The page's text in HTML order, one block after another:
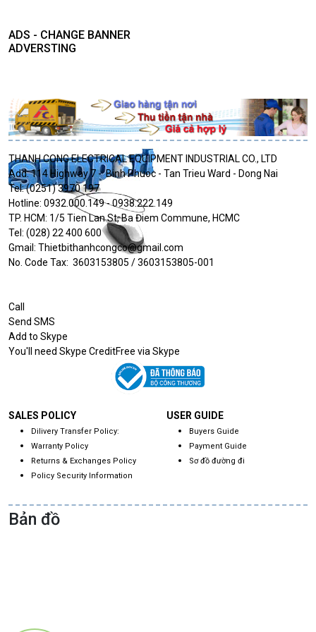
ADS - CHANGE BANNER
ADVERSTING
THANH CONG ELECTRICAL EQUIPMENT INDUSTRIAL CO., LTD
Add: 114 Highway 7 - Binh Phuoc - Tan Trieu Ward - Dong Nai
Tel: (0251) 3970 197
Hotline: 0932.000.149 - 0938.222.149
TP. HCM: 1/5 Tien Lan St, Ba Điem Commune, HCMC
Tel: (028) 22 400 600
Gmail: Thietbithanhcongco@gmail.com
No. Code Tax: 3603153805 / 3603153805-001
Call
Send SMS
Add to Skype
You'll need Skype CreditFree via Skype
SALES POLICY
Dilivery Transfer Policy:
Warranty Policy
Returns & Exchanges Policy
Policy Security Information
USER GUIDE
Buyers Guide
Payment Guide
Sơ đồ đường đi
Bản đồ